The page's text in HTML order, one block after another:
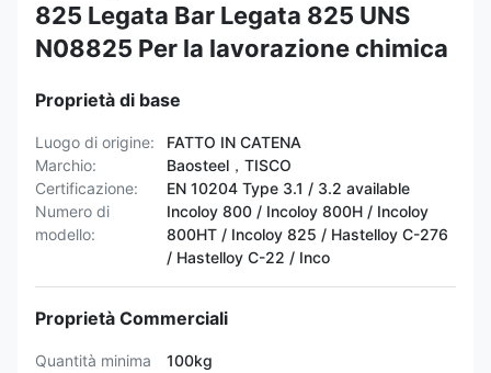
825 Legata Bar Legata 825 UNS
N08825 Per la lavorazione chimica
Proprietà di base
Luogo di origine:
FATTO IN CATENA
Marchio:
Baosteel，TISCO
Certificazione:
EN 10204 Type 3.1 / 3.2 available
Numero di
modello:
Incoloy 800 / Incoloy 800H / Incoloy
800HT / ​​Incoloy 825 / Hastelloy C-276
/ Hastelloy C-22 / Inco
Proprietà Commerciali
Quantità minima
100kg